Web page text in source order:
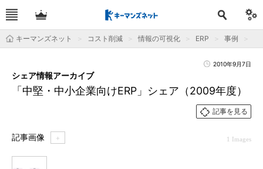
キーマンズネット コスト削減 情報の可視化 ERP 事例
2010年9月7日
「中堅・中小企業向けERP」シェア（2009年度）
シェア情報アーカイブ
記事を見る
記事画像 ＋ 1 Images